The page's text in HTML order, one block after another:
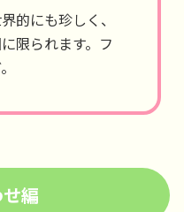
的にも珍しく、
限られます。フ
編